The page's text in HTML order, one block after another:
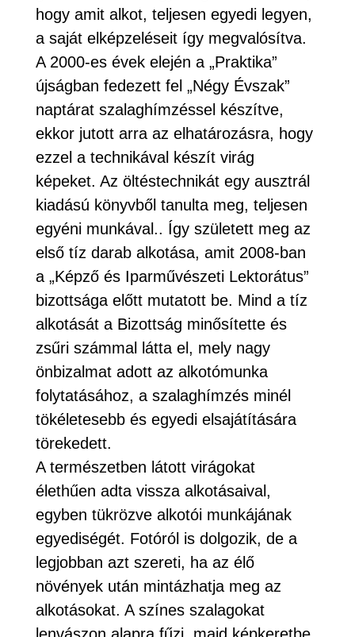
hogy amit alkot, teljesen egyedi legyen,
a saját elképzeléseit így megvalósítva.
A 2000-es évek elején a „Praktika”
újságban fedezett fel „Négy Évszak”
naptárat szalaghímzéssel készítve,
ekkor jutott arra az elhatározásra, hogy
ezzel a technikával készít virág
képeket. Az öltéstechnikát egy ausztrál
kiadású könyvből tanulta meg, teljesen
egyéni munkával.. Így született meg az
első tíz darab alkotása, amit 2008-ban
a „Képző és Iparművészeti Lektorátus”
bizottsága előtt mutatott be. Mind a tíz
alkotását a Bizottság minősítette és
zsűri számmal látta el, mely nagy
önbizalmat adott az alkotómunka
folytatásához, a szalaghímzés minél
tökéletesebb és egyedi elsajátítására
törekedett.
A természetben látott virágokat
élethűen adta vissza alkotásaival,
egyben tükrözve alkotói munkájának
egyediségét. Fotóról is dolgozik, de a
legjobban azt szereti, ha az élő
növények után mintázhatja meg az
alkotásokat. A színes szalagokat